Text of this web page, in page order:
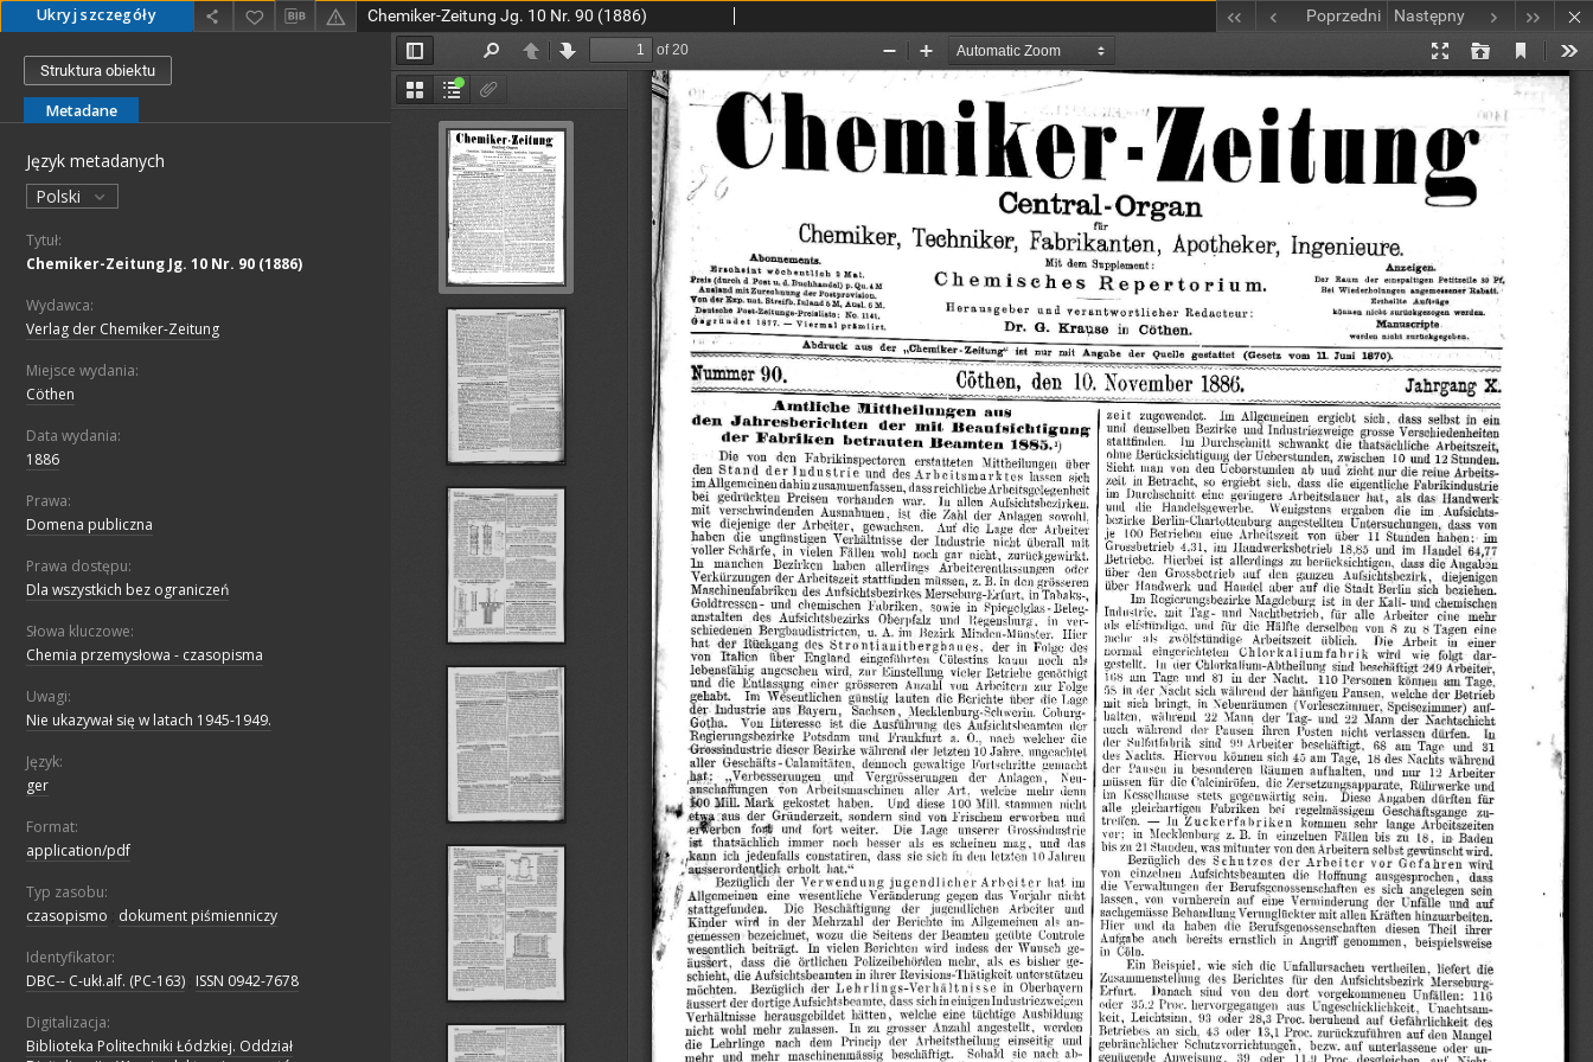
Ukryj szczegóły Chemiker-Zeitung Jg. 10 Nr. 90 (1886) Poprzedni Następny
Struktura obiektu
Metadane
Język metadanych
Polski
Tytuł:
Chemiker-Zeitung Jg. 10 Nr. 90 (1886)
Wydawca:
Verlag der Chemiker-Zeitung
Miejsce wydania:
Cöthen
Data wydania:
1886
Prawa:
Domena publiczna
Prawa dostępu:
Dla wszystkich bez ograniczeń
Słowa kluczowe:
Chemia przemysłowa - czasopisma
Uwagi:
Nie ukazywał się w latach 1945-1949.
Język:
ger
Format:
application/pdf
Typ zasobu:
czasopismo
dokument piśmienniczy
Identyfikator:
DBC-- C-ukł.alf. (PC-163) ISSN 0942-7678
Digitalizacja:
Biblioteka Politechniki Łódzkiej. Oddział